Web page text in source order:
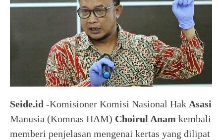
Seide.id -Komisioner Komisi Nasional Hak Asasi
Manusia (Komnas HAM) Choirul Anam kembali
memberi penjelasan mengenai kertas yang dilipat